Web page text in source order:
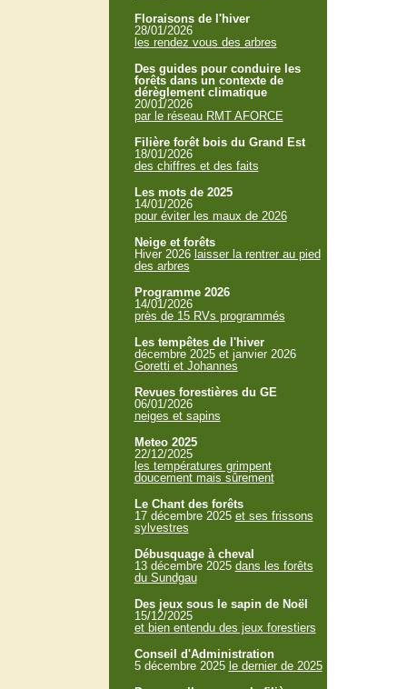
Floraisons de l'hiver
28/01/2026
les rendez vous des arbres
Des guides pour conduire les
forêts dans un contexte de
dérèglement climatique
20/01/2026
par le réseau RMT AFORCE
Filière forêt bois du Grand Est
18/01/2026
des chiffres et des faits
Les mots de 2025
14/01/2026
pour éviter les maux de 2026
Neige et forêts
Hiver 2026 laisser la rentrer au pied
des arbres
Programme 2026
14/01/2026
près de 15 RVs programmés
Les tempêtes de l'hiver
décembre 2025 et janvier 2026
Goretti et Johannes
Revues forestières du GE
06/01/2026
neiges et sapins
Meteo 2025
22/12/2025
les températures grimpent
doucement mais sûrement
Le Chant des forêts
17 décembre 2025 et ses frissons
sylvestres
Débusquage à cheval
13 décembre 2025 dans les forêts
du Sundgau
Des jeux sous le sapin de Noël
15/12/2025
et bien entendu des jeux forestiers
Conseil d'Administration
5 décembre 2025 le dernier de 2025